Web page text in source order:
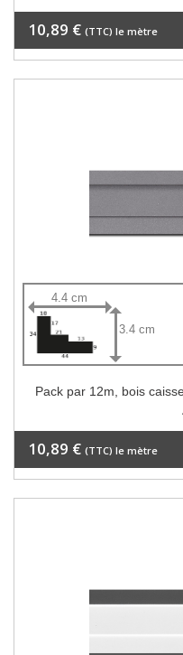
10,89 € (TTC) le mètre
4.4 cm
3.4 cm
Pack par 12m, bois
10,89 € (TTC) le mètre